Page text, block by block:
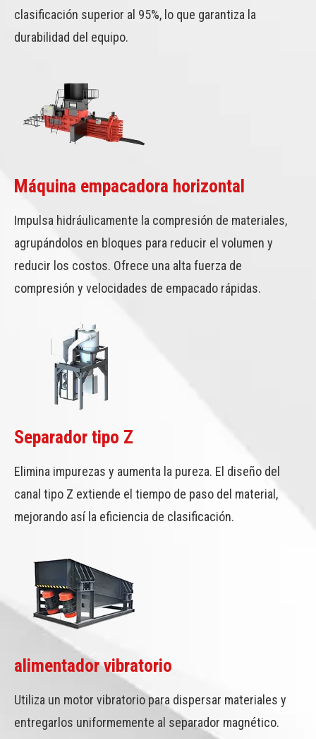
clasificación superior al 95%, lo que garantiza la
durabilidad del equipo.
Máquina empacadora horizontal
Impulsa hidráulicamente la compresión de materiales,
agrupándolos en bloques para reducir el volumen y
reducir los costos. Ofrece una alta fuerza de
compresión y velocidades de empacado rápidas.
Separador tipo Z
Elimina impurezas y aumenta la pureza. El diseño del
canal tipo Z extiende el tiempo de paso del material,
mejorando así la eficiencia de clasificación.
alimentador vibratorio
Utiliza un motor vibratorio para dispersar materiales y
entregarlos uniformemente al separador magnético.